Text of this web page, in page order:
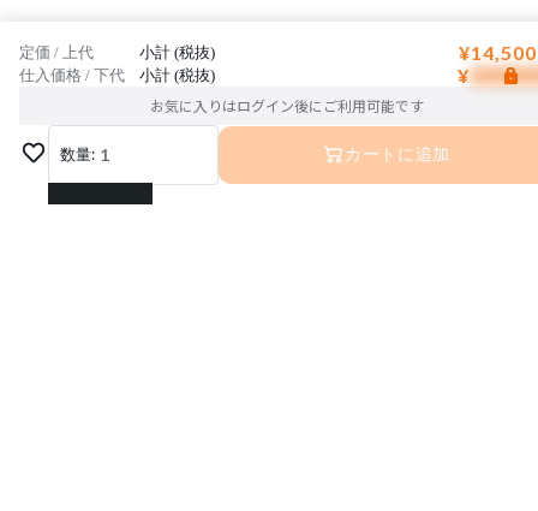
定価 / 上代 小計 (税抜)
仕入価格 / 下代 小計 (税抜) ¥
お気に入りはログイン後にご利用可能です
数量: 1
1
カートに追加